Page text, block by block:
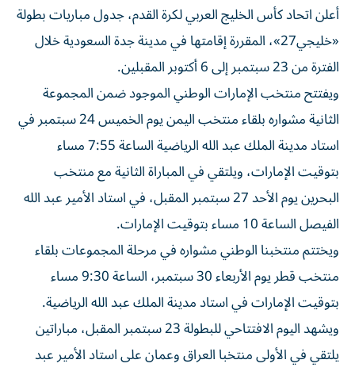
أعلن اتحاد كأس الخليج العربي لكرة القدم، جدول مباريات بطولة
«خليجي27»، المقررة إقامتها في مدينة جدة السعودية خلال
الفترة من 23 سبتمبر إلى 6 أكتوبر المقبلين.
ويفتتح منتخب الإمارات الوطني الموجود ضمن المجموعة
الثانية مشواره بلقاء منتخب اليمن يوم الخميس 24 سبتمبر في
استاد مدينة الملك عبد الله الرياضية الساعة 7:55 مساء
بتوقيت الإمارات، ويلتقي في المباراة الثانية مع منتخب
البحرين يوم الأحد 27 سبتمبر المقبل، في استاد الأمير عبد الله
الفيصل الساعة 10 مساء بتوقيت الإمارات.
ويختتم منتخبنا الوطني مشواره في مرحلة المجموعات بلقاء
منتخب قطر يوم الأربعاء 30 سبتمبر، الساعة 9:30 مساء
بتوقيت الإمارات في استاد مدينة الملك عبد الله الرياضية.
ويشهد اليوم الافتتاحي للبطولة 23 سبتمبر المقبل، مباراتين
يلتقي في الأولى منتخبا العراق وعمان على استاد الأمير عبد